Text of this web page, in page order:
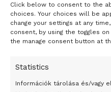
Click below to consent to the
choices. Your choices will be
change your settings at any
consent, by using the toggles
the manage consent button at
Statistics
Információk tárolása és/vagy
szigetén várt egy hajóra,
volna nekik, hogy
Az amerikai
vezetése pedig
- H I R